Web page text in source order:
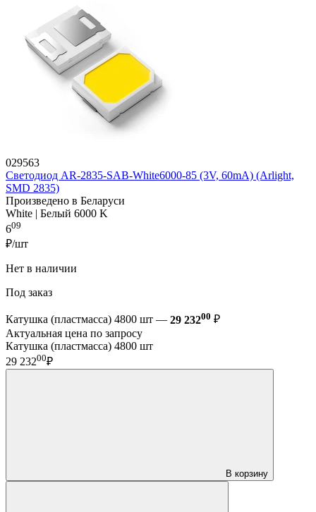
029563
Светодиод AR-2835-SAB-White6000-85 (3V, 60mA) (Arlight,
SMD 2835)
Произведено в Беларуси
White | Белый 6000 K
609
₽/шт
Нет в наличии
Под заказ
Катушка (пластмасса) 4800 шт — 29 23200 ₽
Актуальная цена по запросу
Катушка (пластмасса) 4800 шт
29 23200₽
В корзину